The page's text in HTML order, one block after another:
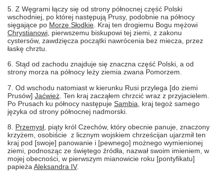
5. Z Węgrami łączy się od strony północnej część Polski
wschodniej, po której następują Prusy, podobnie na północy
sięgające po Morze Słodkie . Kraj ten drogiemu Bogu mężowi
Chrystianowi , pierwszemu biskupowi tej ziemi, z zakonu
cystersów, zawdzięcza początki nawrócenia bez miecza, przez
łaskę chrztu.
6. Stąd od zachodu znajduje się znaczna część Polski, a od
strony morza na północy leży ziemia zwana Pomorzem.
7. Od wschodu natomiast w kierunku Rusi przylega [do ziemi
Prusów] Jaćwież . Ten kraj zacząłem chrzcić wraz z przyjacielem.
Po Prusach ku północy następuje Sambia , kraj tegoż samego
języka od strony północnej nadmorski.
8. Przemysł , piąty król Czechów, który obecnie panuje, znaczony
krzyżem, osobiście z licznym wojskiem chrześcijan ujarzmił ten
kraj pod [swoje] panowanie i [pewnego] możnego wymienionej
ziemi, podnosząc ze świętego źródła, nazwał swoim imieniem, w
mojej obecności, w pierwszym mianowicie roku [pontyfikatu]
papieża Aleksandra IV.